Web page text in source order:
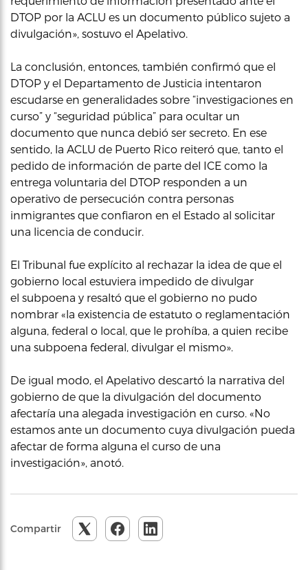
DTOP por la ACLU es un documento público sujeto a
divulgación», sostuvo el Apelativo.
La conclusión, entonces, también confirmó que el
DTOP y el Departamento de Justicia intentaron
escudarse en generalidades sobre “investigaciones en
curso” y “seguridad pública” para ocultar un
documento que nunca debió ser secreto. En ese
sentido, la ACLU de Puerto Rico reiteró que, tanto el
pedido de información de parte del ICE como la
entrega voluntaria del DTOP responden a un
operativo de persecución contra personas
inmigrantes que confiaron en el Estado al solicitar
una licencia de conducir.
El Tribunal fue explícito al rechazar la idea de que el
gobierno local estuviera impedido de divulgar
el subpoena y resaltó que el gobierno no pudo
nombrar «la existencia de estatuto o reglamentación
alguna, federal o local, que le prohíba, a quien recibe
una subpoena federal, divulgar el mismo».
De igual modo, el Apelativo descartó la narrativa del
gobierno de que la divulgación del documento
afectaría una alegada investigación en curso. «No
estamos ante un documento cuya divulgación pueda
afectar de forma alguna el curso de una
investigación», anotó.
Compartir